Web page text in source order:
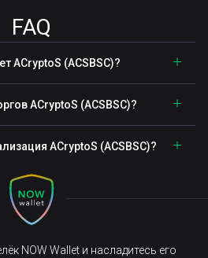
FAQ
ACryptoS (ACSBSC)?
ACryptoS (ACSBSC)?
ACryptoS (ACSBSC)?
NOW Wallet и насладитесь его